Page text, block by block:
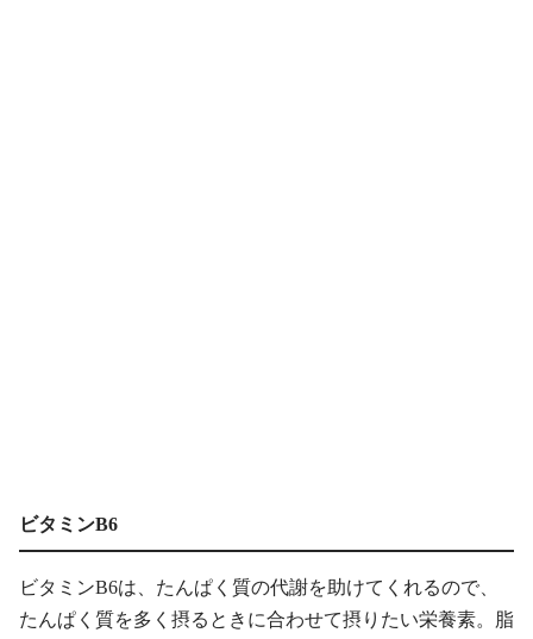
ビタミンB6
ビタミンB6は、たんぱく質の代謝を助けてくれるので、
たんぱく質を多く摂るときに合わせて摂りたい栄養素。脂